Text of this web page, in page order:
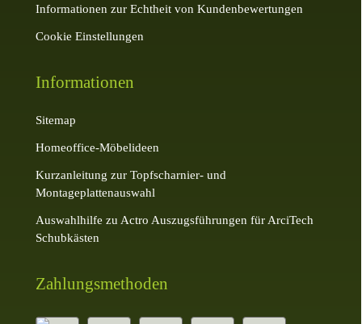
Informationen zur Echtheit von Kundenbewertungen
Cookie Einstellungen
Informationen
Sitemap
Homeoffice-Möbelideen
Kurzanleitung zur Topfscharnier- und
Montageplattenauswahl
Auswahlhilfe zu Actro Auszugsführungen für ArciTech
Schubkästen
Zahlungsmethoden